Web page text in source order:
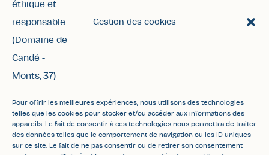
Gestion des cookies
Pour offrir les meilleures expériences, nous utilisons des technologies
telles que les cookies pour stocker et/ou accéder aux informations des
appareils. Le fait de consentir à ces technologies nous permettra de traiter
des données telles que le comportement de navigation ou les ID uniques
sur ce site. Le fait de ne pas consentir ou de retirer son consentement
Accueil
Espace pro/presse
Mentions légales
Politique de confidentialité
Plan du site
CGV
Accessibilité
Site web écoconçu